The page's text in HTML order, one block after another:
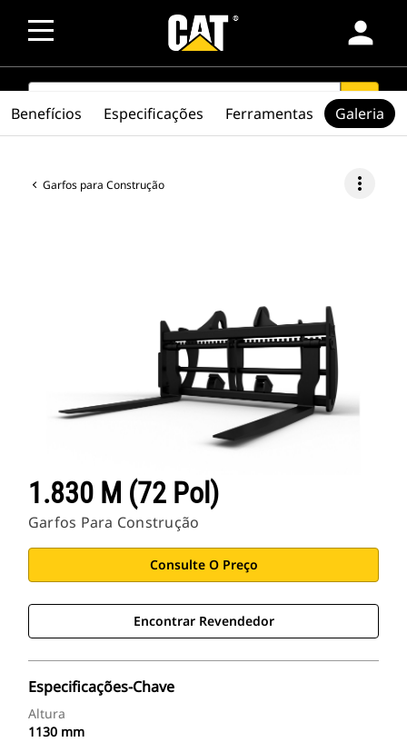
person
SEARCH search
Garfos para Construção more_vert
1.830 M (72 Pol)
Garfos Para Construção
Consulte O Preço
Encontrar Revendedor
Especificações-Chave
Altura
1130 mm
Benefícios Especificações Ferramentas Galeria